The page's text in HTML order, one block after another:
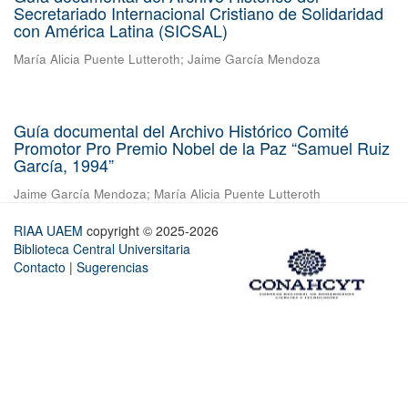
Secretariado Internacional Cristiano de Solidaridad
con América Latina (SICSAL)
María Alicia Puente Lutteroth; Jaime García Mendoza
Guía documental del Archivo Histórico Comité
Promotor Pro Premio Nobel de la Paz “Samuel Ruiz
García, 1994”
Jaime García Mendoza; María Alicia Puente Lutteroth
RIAA UAEM copyright © 2025-2026
Biblioteca Central Universitaria
Contacto | Sugerencias